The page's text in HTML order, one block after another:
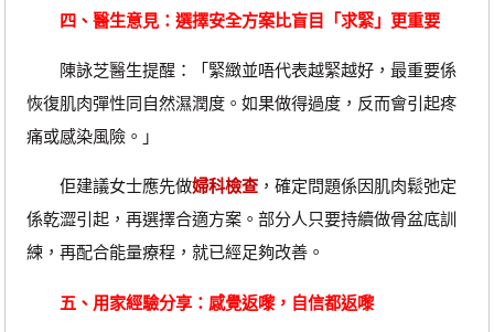
四、醫生意見：選擇安全方案比盲目「求緊」更重要
陳詠芝醫生提醒：「緊緻並唔代表越緊越好，最重要係
恢復肌肉彈性同自然濕潤度。如果做得過度，反而會引起疼
痛或感染風險。」
佢建議女士應先做婦科檢查，確定問題係因肌肉鬆弛定
係乾澀引起，再選擇合適方案。部分人只要持續做骨盆底訓
練，再配合能量療程，就已經足夠改善。
五、用家經驗分享：感覺返嚟，自信都返嚟